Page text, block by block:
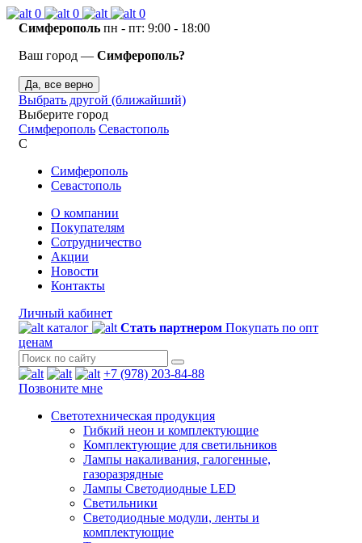
0 0
0
Симферополь пн - пт: 9:00 - 18:00
Ваш город — Симферополь?
Да, все верно
Выбрать другой (ближайший)
Выберите город
Симферополь Севастополь
С
Симферополь
Севастополь
О компании
Покупателям
Сотрудничество
Акции
Новости
Контакты
Личный кабинет
каталог
Стать партнером Покупать по опт
ценам
+7 (978) 203-84-88
Позвоните мне
Светотехническая продукция
Гибкий неон и комплектующие
Комплектующие для светильников
Лампы накаливания, галогенные,
газоразрядные
Лампы Светодиодные LED
Светильники
Светодиодные модули, ленты и
комплектующие